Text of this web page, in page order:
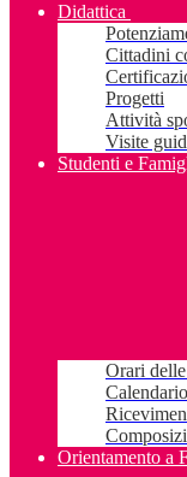
Didattica
Cittadini
Progetti
Attività
Visite
Studenti e
Orari
Orientamento a